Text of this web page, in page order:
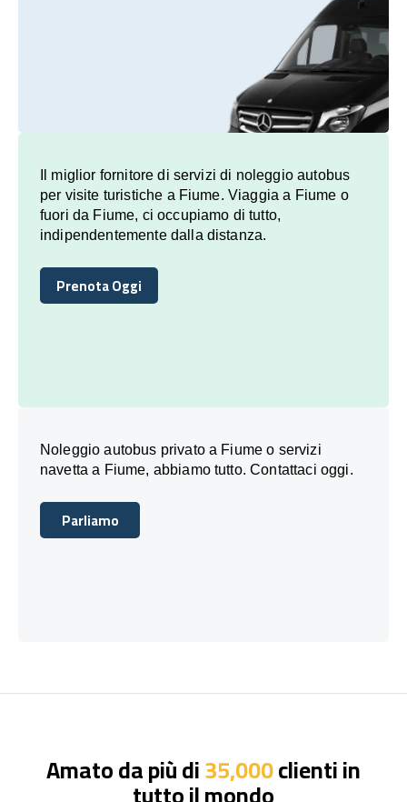
Il miglior fornitore di servizi di noleggio autobus
per visite turistiche a Fiume. Viaggia a Fiume o
fuori da Fiume, ci occupiamo di tutto,
indipendentemente dalla distanza.
Prenota Oggi
Prenota Oggi
Noleggio autobus privato a Fiume o servizi
navetta a Fiume, abbiamo tutto. Contattaci oggi.
Parliamo
Parliamo
Amato da più di35,000clienti in